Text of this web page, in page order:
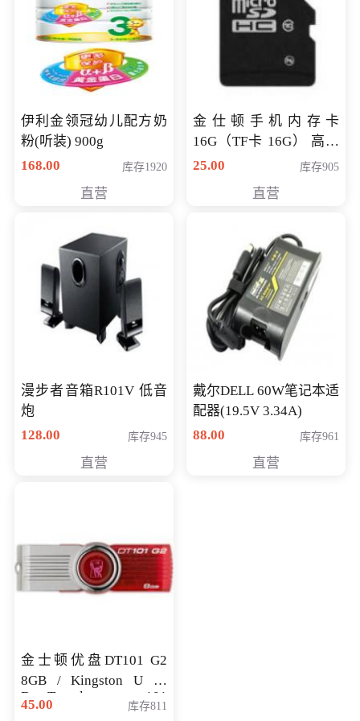
伊利金领冠幼儿配方奶
粉(听装) 900g
168.00
库存1920
直营
金仕顿手机内存卡
16G（TF卡 16G） 高速
卡 CLASS 10
25.00 库存905
直营
漫步者音箱R101V 低音
炮
128.00
库存945
直营
戴尔DELL 60W笔记本适
配器(19.5V 3.34A)
88.00
库存961
直营
金士顿优盘DT101 G2
8GB / Kingston U 盘
DataTraveler 101
Generati
45.00 库存811